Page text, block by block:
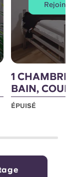
1
BAIN, COUR
ÉPUISÉ